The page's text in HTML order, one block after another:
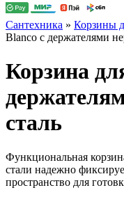
Сантехника » Корзины
Blanco с держателями
Корзина
сталь
Функциональная
стали надежно
пространство для